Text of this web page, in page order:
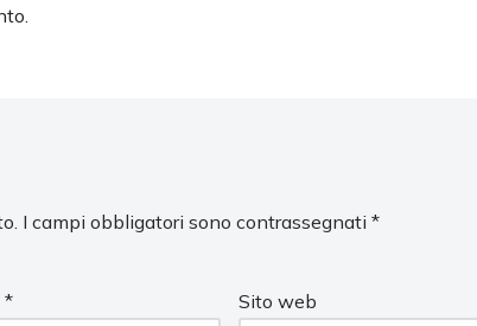
I campi obbligatori sono contrassegnati *
* Sito web